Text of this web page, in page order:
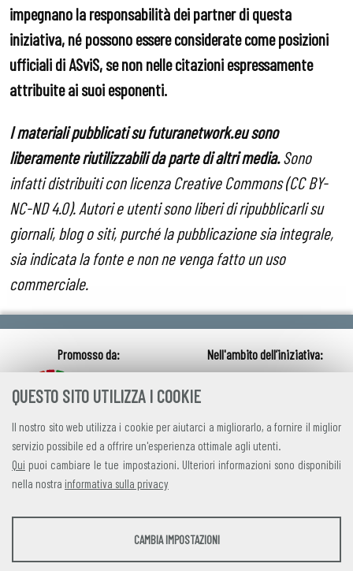
QUESTO SITO UTILIZZA I COOKIE
Il nostro sito web utilizza i cookie per aiutarci a migliorarlo, a fornire il miglior
servizio possibile ed a offrire un'esperienza ottimale agli utenti.
Qui puoi cambiare le tue impostazioni. Ulteriori informazioni sono disponibili
nella nostra informativa sulla privacy
STATISTICHE
CAMBIA IMPOSTAZIONI
impegnano la responsabilità dei partner di questa
iniziativa,né possono essere considerate come posizioni
ufficiali di ASviS, se non nelle citazioni espressamente
attribuite ai suoi esponenti.
I materiali pubblicati su futuranetwork.eu sono
liberamente riutilizzabili da parte di altri media.Sono
infatti distribuiti con licenza Creative Commons (CC BY-
NC-ND 4.0). Autori e utenti sono liberi di ripubblicarli su
giornali, blog o siti, purché la pubblicazione sia integrale,
sia indicata la fonte e non ne venga fatto un uso
commerciale.
credits|privacy|contatti
Alleanza Italiana per lo Sviluppo Sostenibile
Via Farini 17, 00185 Roma C.F. 97893090585 P.IVA 14610671001